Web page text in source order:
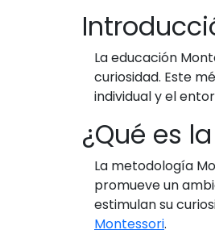
La educación
curiosidad. Este
individual y el
¿Qué es
La metodología
promueve un
estimulan su
Montessori.